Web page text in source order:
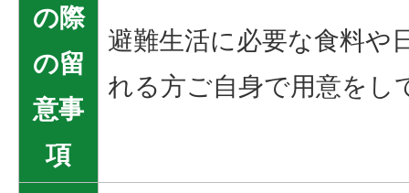
の際
の留
意事
項
避難生活に必要な食料や
れる方ご自身で用意をし